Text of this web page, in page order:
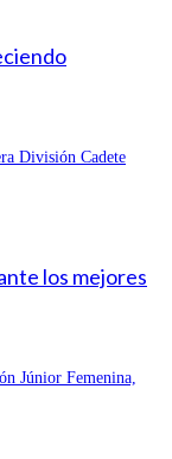
División Cadete
los mejores
Júnior Femenina,